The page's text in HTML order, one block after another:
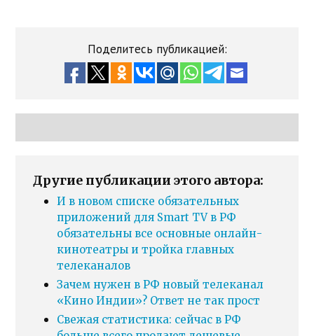
Поделитесь публикацией:
Другие публикации этого автора:
И в новом списке обязательных
приложений для Smart TV в РФ
обязательны все основные онлайн-
кинотеатры и тройка главных
телеканалов
Зачем нужен в РФ новый телеканал
«Кино Индии»? Ответ не так прост
Свежая статистика: сейчас в РФ